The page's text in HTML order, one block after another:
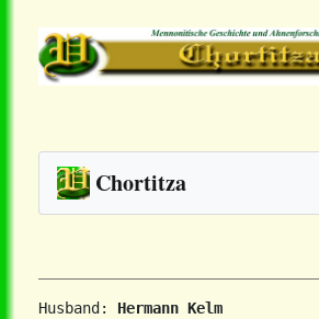
Chortitza
Husband: Hermann Kelm